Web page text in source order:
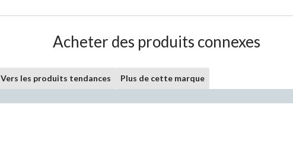
Acheter des produits connexes
Vers les produits tendances Plus de cette marque